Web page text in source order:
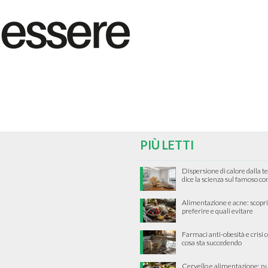
PIÙ LETTI
Dispersione di calore dalla
dice la scienza sul famoso
Alimentazione e acne:
preferire e quali evitare
Farmaci anti-obesità e crisi
cosa sta succedendo
Cervello e alimentazione: